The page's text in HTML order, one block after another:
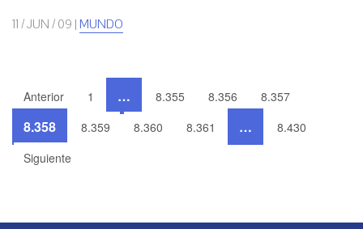
11 / JUN / 09 | MUNDO
Anterior 1 … 8.355 8.356 8.357
8.358 8.359 8.360 8.361 …
8.430
Siguiente